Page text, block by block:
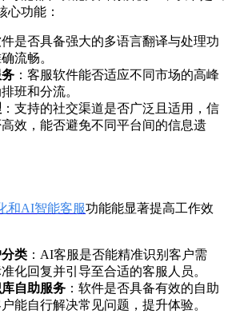
心功能：
是否具备强大的多语言翻译与处理功
流畅。
：客服软件能否适应不同市场的高峰
班和分流。
：支持的社交渠道是否广泛且适用，信
效，能否避免不同平台间的信息遗
和AI智能客服功能能显著提高工作效
类 ：AI客服是否能精准识别客户需
化回复并引导至合适的客服人员。
自助服务 ：软件是否具备有效的自助
能自行解决常见问题，提升体验。